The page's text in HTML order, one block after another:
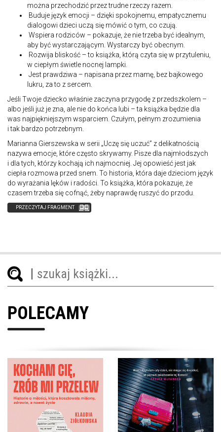
można przechodzić przez trudne rzeczy razem.
Buduje język emocji – dzięki spokojnemu, empatycznemu
dialogowi dzieci uczą się mówić o tym, co czują.
Wspiera rodziców – pokazuje, że nie trzeba być idealnym,
aby być wystarczającym. Wystarczy być obecnym.
Rozwija bliskość – to książka, którą czyta się w przytuleniu,
w ciepłym świetle nocnej lampki.
Jest prawdziwa – napisana przez mamę, bez bajkowego
lukru, za to z sercem.
Jeśli Twoje dziecko właśnie zaczyna przygodę z przedszkolem –
albo jeśli już je zna, ale nie do końca lubi – ta książka będzie dla
was najpiękniejszym wsparciem. Czułym, pełnym zrozumienia
i tak bardzo potrzebnym.
Marianna Gierszewska w serii „Uczę się uczuć” z delikatnością
nazywa emocje, które często skrywamy. Pisze dla najmłodszych
i dla tych, którzy kochają ich najmocniej. Jej opowieść jest jak
ciepła rozmowa przed snem. To historia, która daje dzieciom język
do wyrażania lęków i radości. To książka, która pokazuje, że
czasem trzeba się cofnąć, żeby naprawdę ruszyć do przodu.
PRZECZYTAJ FRAGMENT
POLECAMY